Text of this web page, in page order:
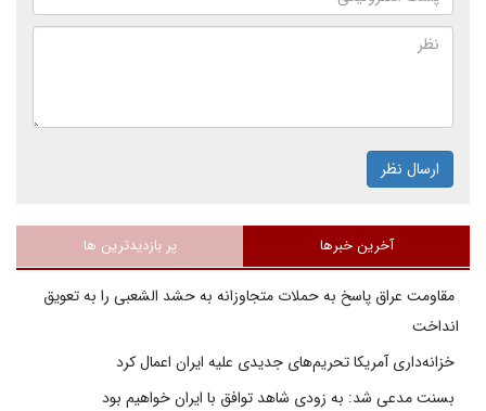
ارسال نظر
آخرین خبرها پر بازدیدترین ها
مقاومت عراق پاسخ به حملات متجاوزانه به حشد الشعبی را به تعویق
انداخت
خزانه‌داری آمریکا تحریم‌های جدیدی علیه ایران اعمال کرد
بسنت مدعی شد: به زودی شاهد توافق با ایران خواهیم بود